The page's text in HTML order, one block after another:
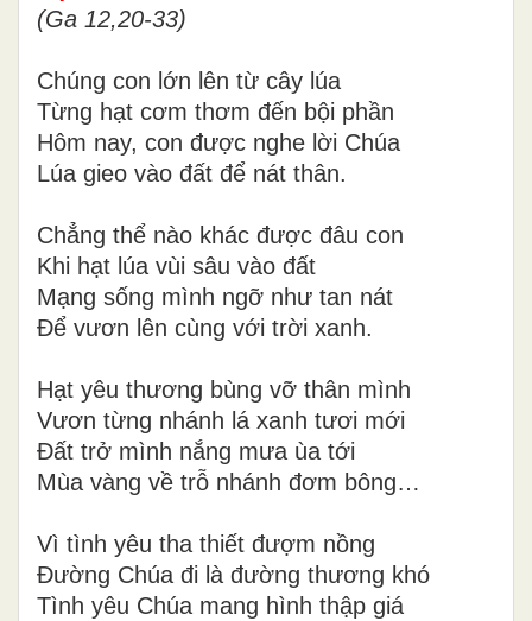
(Ga 12,20-33)
Chúng con lớn lên từ cây lúa
Từng hạt cơm thơm đến bội phần
Hôm nay, con được nghe lời Chúa
Lúa gieo vào đất để nát thân.
Chẳng thể nào khác được đâu con
Khi hạt lúa vùi sâu vào đất
Mạng sống mình ngỡ như tan nát
Để vươn lên cùng với trời xanh.
Hạt yêu thương bùng vỡ thân mình
Vươn từng nhánh lá xanh tươi mới
Đất trở mình nắng mưa ùa tới
Mùa vàng về trỗ nhánh đơm bông…
Vì tình yêu tha thiết đượm nồng
Đường Chúa đi là đường thương khó
Tình yêu Chúa mang hình thập giá